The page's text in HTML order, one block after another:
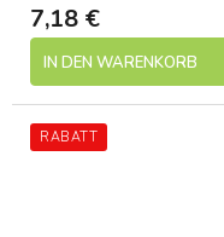
7,18 €
IN DEN WARENKORB
RABATT